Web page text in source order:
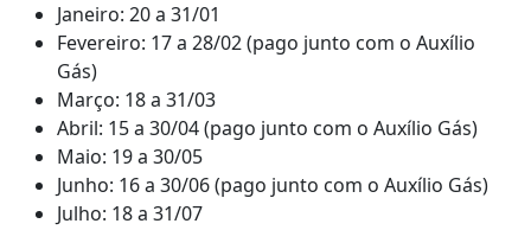
Janeiro: 20 a 31/01
Fevereiro: 17 a 28/02 (pago junto com o Auxílio
Gás)
Março: 18 a 31/03
Abril: 15 a 30/04 (pago junto com o Auxílio Gás)
Maio: 19 a 30/05
Junho: 16 a 30/06 (pago junto com o Auxílio Gás)
Julho: 18 a 31/07